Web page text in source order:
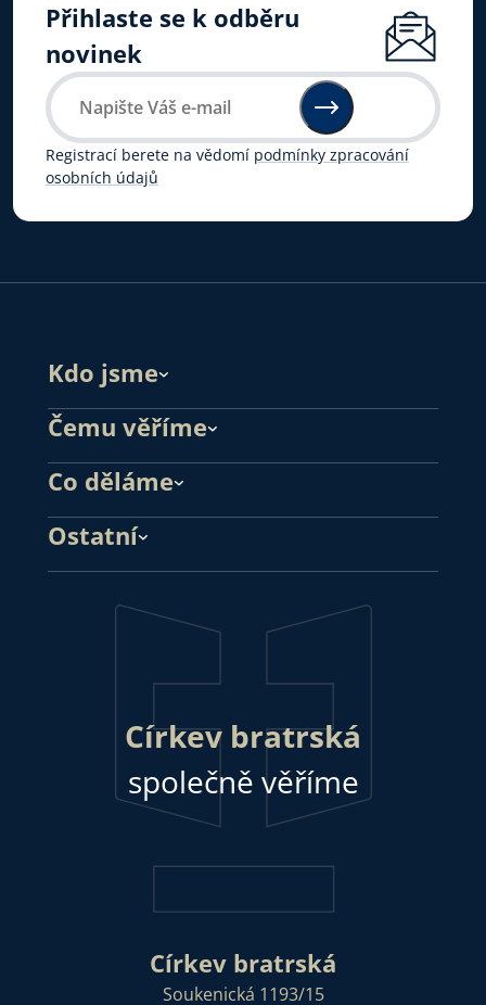
Přihlaste se k odběru
novinek
Registrací berete na vědomí podmínky zpracování
osobních údajů
Kdo jsme
Čemu věříme
Co děláme
Ostatní
Církev bratrská
společně věříme
Církev bratrská
Soukenická 1193/15